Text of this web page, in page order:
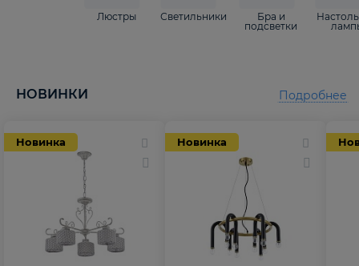
Люстры Светильники
Бра и
подсветки
НОВИНКИ
Новинка Новинка
Подробнее